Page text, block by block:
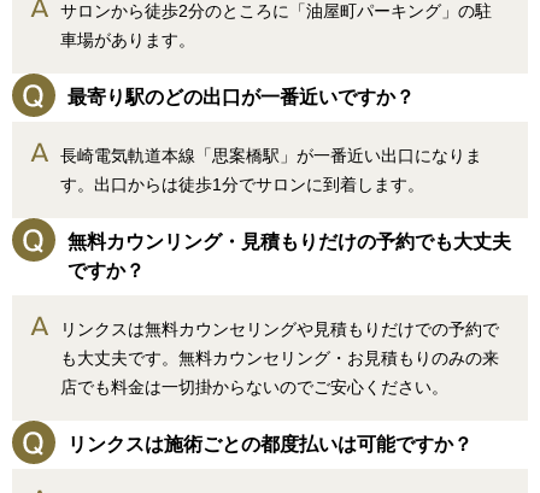
サロンから徒歩2分のところに「油屋町パーキング」の駐
車場があります。
最寄り駅のどの出口が一番近いですか？
長崎電気軌道本線「思案橋駅」が一番近い出口になりま
す。出口からは徒歩1分でサロンに到着します。
無料カウンリング・見積もりだけの予約でも大丈夫
ですか？
リンクスは無料カウンセリングや見積もりだけでの予約で
も大丈夫です。無料カウンセリング・お見積もりのみの来
店でも料金は一切掛からないのでご安心ください。
リンクスは施術ごとの都度払いは可能ですか？